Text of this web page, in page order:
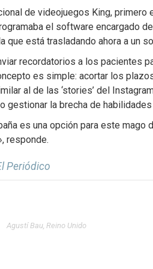
de videojuegos King, primero
el software encargado
que está trasladando ahora a un
recordatorios a los pacientes
es simple: acortar los
al de las ‘stories’ del
gestionar la brecha de
es una opción para este
responde.
Periódico
Agustí Bau Reino Unido